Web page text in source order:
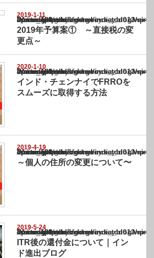
2019-1-11
Warning
: Undefined array key "show_category" in
/home/netst/kuno-cpa.co.jp/public_html/india_blog/wp-content/themes/
on line183
2019年予算案① ～直接税の変
更点～
2020-1-10
Warning
: Undefined array key "show_category" in
/home/netst/kuno-cpa.co.jp/public_html/india_blog/wp-content/themes/
on line183
インド・チェンナイでFRROを
スムーズに取得する方法
2019-4-19
Warning
: Undefined array key "show_category" in
/home/netst/kuno-cpa.co.jp/public_html/india_blog/wp-content/themes/
on line183
～個人の住所の変更について〜
2019-5-24
Warning
: Undefined array key "show_category" in
/home/netst/kuno-cpa.co.jp/public_html/india_blog/wp-content/themes/
on line183
ITR後の還付金について｜イン
ド進出ブログ